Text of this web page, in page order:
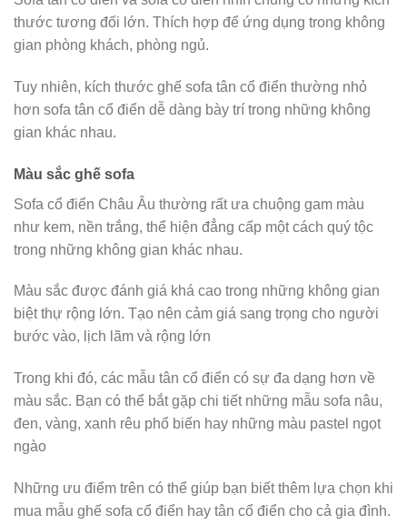
thước tương đối lớn. Thích hợp để ứng dụng trong không
gian phòng khách, phòng ngủ.
Tuy nhiên, kích thước ghế sofa tân cổ điển thường nhỏ
hơn sofa tân cổ điển dễ dàng bày trí trong những không
gian khác nhau.
Màu sắc ghế sofa
Sofa cổ điển Châu Âu thường rất ưa chuộng gam màu
như kem, nền trắng, thể hiện đẳng cấp một cách quý tộc
trong những không gian khác nhau.
Màu sắc được đánh giá khá cao trong những không gian
biệt thự rộng lớn. Tạo nên cảm giá sang trọng cho người
bước vào, lịch lãm và rộng lớn
Trong khi đó, các mẫu tân cổ điển có sự đa dạng hơn về
màu sắc. Bạn có thể bắt gặp chi tiết những mẫu sofa nâu,
đen, vàng, xanh rêu phổ biến hay những màu pastel ngọt
ngào
Những ưu điểm trên có thể giúp bạn biết thêm lựa chọn khi
mua mẫu ghế sofa cổ điển hay tân cổ điển cho cả gia đình.